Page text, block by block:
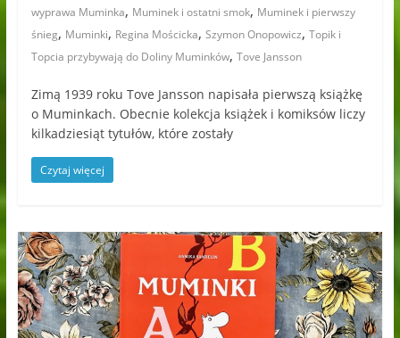
wyprawa Muminka, Muminek i ostatni smok, Muminek i pierwszy
śnieg, Muminki, Regina Mościcka, Szymon Onopowicz, Topik i
Topcia przybywają do Doliny Muminków, Tove Jansson
Zimą 1939 roku Tove Jansson napisała pierwszą książkę
o Muminkach. Obecnie kolekcja książek i komiksów liczy
kilkadziesiąt tytułów, które zostały
Czytaj więcej